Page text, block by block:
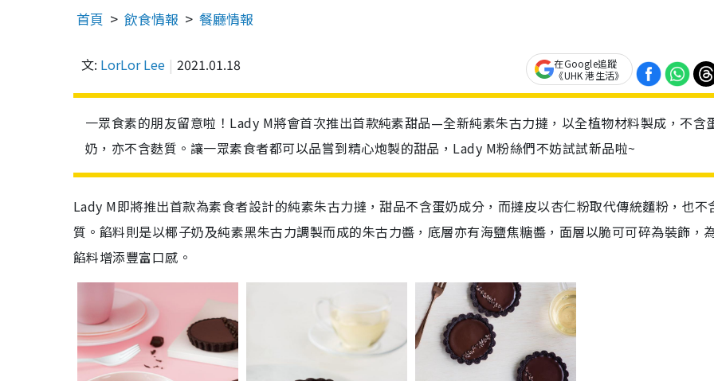
首頁 飲食情報 餐廳情報
文: LorLor Lee 2021.01.18
在Google追蹤
《UHK 港生活》
一眾食素的朋友留意啦！Lady M將會首次推出首款純素甜品—全新純素朱古力撻，以全植物材料製成，不含
奶，亦不含麩質。讓一眾素食者都可以品嘗到精心炮製的甜品，Lady M粉絲們不妨試試新品啦~
Lady M即將推出首款為素食者設計的純素朱古力撻，甜品不含蛋奶成分，而撻皮以杏仁粉取代傳統麵粉，也不
質。餡料則是以椰子奶及純素黑朱古力調製而成的朱古力醬，底層亦有海鹽焦糖醬，面層以脆可可碎為裝飾，
餡料增添豐富口感。